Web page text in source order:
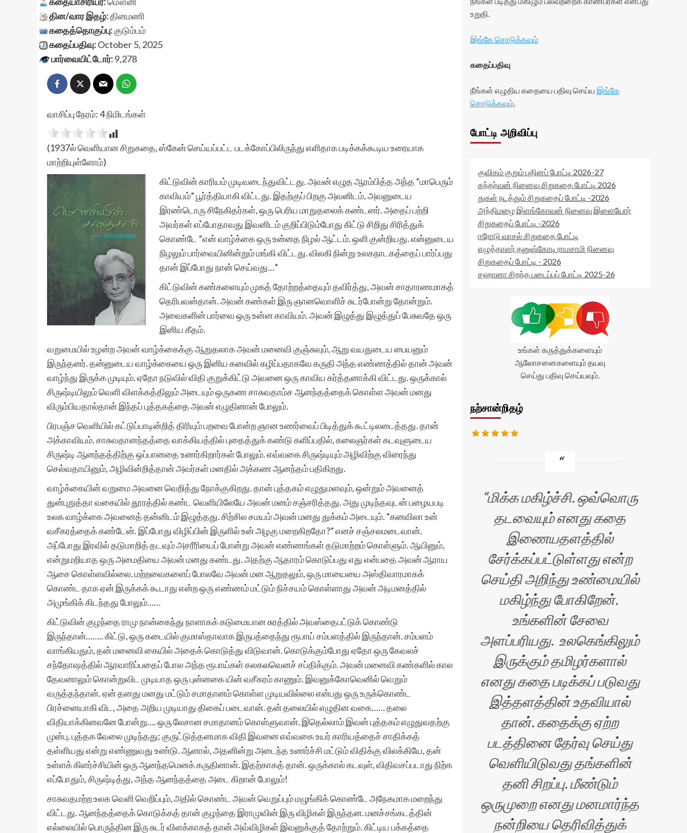
தின/வார இதழ்:தினமணி
கதைத்தொகுப்பு:குடும்பம்
கதைப்பதிவு:October 5, 2025
பார்வையிட்டோர்:9,278
வாசிப்பு நேரம்:4நிமிடங்கள்
(1937ல் வெளியான சிறுகதை, ஸ்கேன் செய்யப்பட்ட படக்கோப்பிலிருந்து எளிதாக படிக்கக்கூடிய உரையாக
மாற்றியுள்ளோம்)
கிட்டுவின் காரியம் முடிவடைந்துவிட்டது. அவன் எழுத ஆரம்பித்த அந்த “மாபெரும்
காவியம்” பூர்த்தியாகி விட்டது. இதற்குப் பிறகு அவனிடம், அவனுடைய
இரண்டொரு சிநேகிதர்கள், ஒரு பெரிய மாறுதலைக் கண்டனர். அதைப் பற்றி
அவர்கள் எப்போதாவது இவனிடம் குறிப்பிடும்போது கிட்டு சிறிது சிரித்துக்
கொண்டே “என் வாழ்க்கை ஒரு உன்னத நிழல் ஆட்டம். ஒளி குன்றியது. என்னுடைய
நிழலும் பார்வையினின்றும் மங்கி விட்டது. விலகி நின்று உலகநாடகத்தைப் பார்ப்பது
தான் இப்போது நான் செய்வது…”
கிட்டுவின் கண்களையும் முகத் தோற்றத்தையும் தவிர்த்து, அவன் சாதாரணமாகத்
தெரிபவன்தான். அவன் கண்கள் இரு ஞானவொளிச் சுடர்போன்று தோன்றும்.
அவைகளின் பார்வை ஒரு உன்ன காவியம். அவன் இழுத்து இழுத்துப் பேசுவதே ஒரு
இனிய கீதம்.
வறுமையில் உழன்ற அவன் வாழ்க்கைக்கு ஆறுதலாக அவன் மனைவி குஞ்சுவும், ஆறு வயதுடைய பையனும்
இருந்தனர். தன்னுடைய வாழ்க்கையை ஒரு இனிய கனவில் கழிப்பதாகவே கருதி அந்த எண்ணத்தில் தான் அவன்
வாழ்ந்து இருக்க முடியும். ஏதோ நடுவில் விதி குறுக்கிட்டு அவனை ஒரு காவிய கர்த்தனாக்கி விட்டது. ஒருக்கால்
சிருஷ்டியிலும் வெளி விளக்கத்திலும் அடையும் ஒருகண சாசுவதாம்ச ஆனந்தத்தைக் கொள்ள அவன் மனது
விரும்பியதால்தான் இந்தப் புத்தகத்தை அவன் எழுதினான் போலும்.
பிரபஞ்ச வெளியில் கட்டுப்பாடின்றித் திரியும் பறவை போன்ற ஞான உணர்வைப் பிடித்துக் கூட்டிலடைத்தது. தான்
அக்காவியம். சாசுவதானந்தத்தை வாக்கியத்தில் புதைத்துக் கண்டு களிப்பதில், கலைஞர்கள் கடவுளுடைய
சிருஷ்டி ஆனந்தத்திற்கு ஒப்பானதை உணர்கிறார்கள் போலும். எவ்வகை சிருஷ்டியும் அழிவிற்கு விரைந்து
செல்வதாயினும், அழிவின்றித்தான் அவர்கள் மனதில் அக்கண ஆனந்தம் பதிகிறது.
வாழ்க்கையின் வறுமை அவனை வெறித்து நோக்குகிறது. தான் புத்தகம் எழுதுமளவும், ஒன்றும் அவனைத்
துன்புறுத்தா வகையில் தூரத்தில் கண்ட வெளியிலேயே அவன் மனம் சஞ்சரித்தது. அது முடிந்தவுடன் பழையபடி
உலக வாழ்க்கை அவனைத் தன்னிடம் இழுத்தது. சிற்சில சமயம் அவன் மனது துக்கம் அடையும். “கனவிலா உன்
வசீகரத்தைக் கண்டேன். இப்போது விழிப்பின் இருளில் உன் அழகு மறைகிறதோ?” எனச் சஞ்சலமடைவான்.
அப்போது இரவில் தடுமாறித் தடவும் அசரீரியைப் போன்று அவன் எண்ணங்கள் தடுமாற்றம் கொள்ளும். ஆயினும்,
என்றுமறியாத ஒரு அமைதியை அவன் மனது கண்டது. அதற்கு ஆதாரம் கொடுப்பது எது என்பதை அவன் ஆராய
ஆசை கொள்ளவில்லை. மற்றவைகளைப் போலவே அவன் மன ஆறுதலும், ஒரு மாயையை அஸ்திவாரமாகக்
கொண்ட தாக ஏன் இருக்கக் கூடாது என்ற ஒரு எண்ணம் மட்டும் நிச்சயம் கொள்ளாது அவன் அடிமனத்தில்
அமுங்கிக் கிடந்தது போலும்……
கிட்டுவின் குழந்தை ராமு நான்கைந்து நாளாகக் கடுமையான சுரத்தில் அவஸ்தைபட்டுக் கொண்டு
இருந்தான்…….. கிட்டு, ஒரு கடையில் குமாஸ்தாவாக இருபத்தைந்து ரூபாய் சம்பளத்தில் இருந்தான். சம்பளம்
வாங்கியதும், தன் மனைவி கையில் அதைக் கொடுத்து விடுவான். கொடுக்கும்போது ஏதோ ஒரு கேவலச்
சந்தோஷத்தில் ஆரவாரிப்பதைப் போல அந்த ரூபாய்கள் கலகலவெனச் சப்திக்கும். அவன் மனைவி கண்களில் கால
தேவனாலும் கொன்றுவிட முடியாத ஒரு புன்னகை யின் வசீகரம் காணும். இவனுக்கோவெனில் வெறும்
வருத்தந்தான். ஏன் தனது மனது மட்டும் சமாதானம் கொள்ள முடியவில்லை என்பது ஒரு உருக்கொண்ட
பிரச்னையாகி விட, அதை அறிய முடியாது திகைப் படைவான். தன் தலையில் எழுதின வகை…… தலை
விதியாக்கினவனே போன்று…. ஒரு லேசான சமாதானம் கொள்ளுவான். இதெல்லாம் இவன் புத்தகம் எழுதுவதற்கு
முன்பு. புத்தக வேலை முடிந்தது; குருட்டுத்தனமாக விதி இவனை எவ்வகை உயர் காரியத்தைச் சாதிக்கத்
தள்ளியது என்று எண்ணுவது உண்டு. ஆனால், அதனின்று அடைந்த உணர்ச்சி மட்டும் விதிக்கு விலக்கியே, தன்
உள்ளக் கிளர்ச்சியின் ஒரு ஆனந்தமெனக் கருதினான். இதற்காகத் தான். ஒருக்கால் கடவுள், விதிவசப்படாது நிற்க
எப்போதும், சிருஷ்டித்து, அந்த ஆனந்தத்தை அடை கிறான் போலும்!
சாசுவதமற்ற உலக வெளி வெறிப்பும், அதில் கொண்ட அவன் வெறுப்பும் மழுங்கிக் கொண்டே அநேகமாக மறைந்து
விட்டது. ஆனந்தத்தைக் கொடுக்கத் தான் குழந்தை இராமுவின் இரு விழிகள் இருந்தன. மனச்சங்கடத்தின்
எல்லையில் பொருந்தின இரு சுடர் விளக்காகத் தான் அவ்விழிகள் இவனுக்குத் தோற்றும். கிட்டிய பக்கத்தை
உறுதி.
இங்கே சொடுக்கவும்
கதைப்பதிவு
நீங்கள் எழுதிய கதையை பதிவு செய்ய இங்கே
சொடுக்கவும்.
போட்டி அறிவிப்பு
குவிகம் குறும் புதினப் போட்டி 2026-27
கந்தர்வன் நினைவு சிறுகதை போட்டி 2026
துகள் நடத்தும் சிறுகதைப் போட்டி -2026
அந்திமழை இளங்கோவன் நினைவு இளையோர்
சிறுகதைப் போட்டி -2026
ஈரோடு வாசல் சிறுகதை போட்டி
எழுத்தாளர் தனுஷ்கோடி ராமசாமி நினைவு
சிறுகதைப் போட்டி - 2026
சஹானா சிறந்த படைப்புப் போட்டி 2025-26
உங்கள் கருத்துக்களையும்
ஆலோசனைகளையும் தயவு
செய்து பதிவு செய்யவும்.
நற்சான்றிதழ்
சிறுகதைகள் மிக
அருமையான தளமாக
உள்ளது. கமல்ஹாசனின்
சிறுகதையை
இத்தளத்தில்தான்
வாசித்தேன். பகிர்விற்கு
நன்றி.
மிக்க மகிழ்ச்சி. ஒவ்வொரு
தடவையும் எனது கதை
இணையதளத்தில்
சேர்க்கப்பட்டுள்ளது என்ற
செய்தி அறிந்து உண்மையில்
மகிழ்ந்து போகிறேன்.
உங்களின் சேவை
அளப்பரியது. உலகெங்கிலும்
இருக்கும் தமிழர்களால்
எனது கதை படிக்கப் படுவது
இத்தளத்தின் உதவியால்
தான். கதைக்கு ஏற்ற
படத்தினை தேர்வு செய்து
வெளியிடுவது தங்களின்
தனி சிறப்பு. மீண்டும்
ஒருமுறை எனது மனமார்ந்த
நன்றியை தெரிவித்துக்